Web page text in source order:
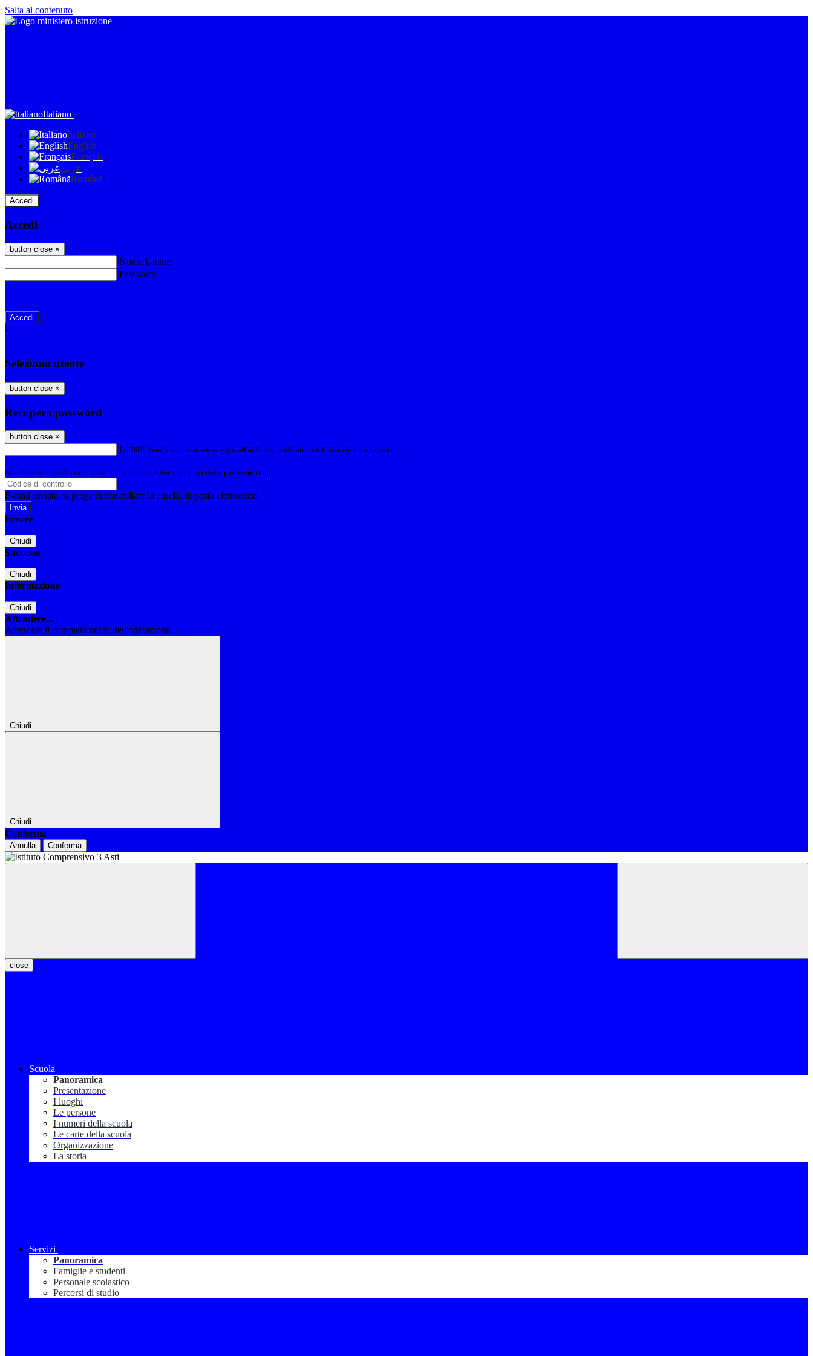
Salta al contenuto
Italiano
Italiano
English
Français
عربى
Română
Accedi
Accedi
button close ×
Nome Utente
Password
-
Seleziona utente
button close ×
Recupero password
button close ×
E-mail Verrà inviato un messaggio all'indirizzo indicato con le istruzioni necessarie.
Non hai una e-mail associata al nome utente? Effettua il reset della password tramite la
E-mail inviata, si prega di controllare la casella di posta elettronica!
Errore
Chiudi
Successo
Chiudi
Informazione
Chiudi
Attendere...
Attendere il completamento dell'operazione...
Chiudi
Chiudi
Conferma
Annulla Conferma
close
Scuola
Panoramica
Presentazione
I luoghi
Le persone
I numeri della scuola
Le carte della scuola
Organizzazione
La storia
Servizi
Panoramica
Famiglie e studenti
Personale scolastico
Percorsi di studio